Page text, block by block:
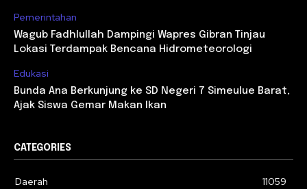
Pemerintahan
Wagub Fadhlullah Dampingi Wapres Gibran Tinjau
Lokasi Terdampak Bencana Hidrometeorologi
Edukasi
Bunda Ana Berkunjung ke SD Negeri 7 Simeulue Barat,
Ajak Siswa Gemar Makan Ikan
CATEGORIES
Daerah
11059